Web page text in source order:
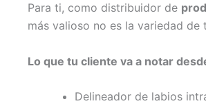
Para ti, como distribuidor de
más valioso no es la variedad
Lo que tu cliente va a notar
Delineador de labios